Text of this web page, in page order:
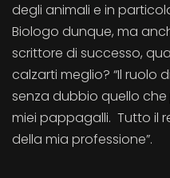
degli animali e in
Biologo dunque, ma
scrittore di successo,
calzarti meglio? “Il ruolo
senza dubbio quello
miei pappagalli. Tutto il
della mia professione”.